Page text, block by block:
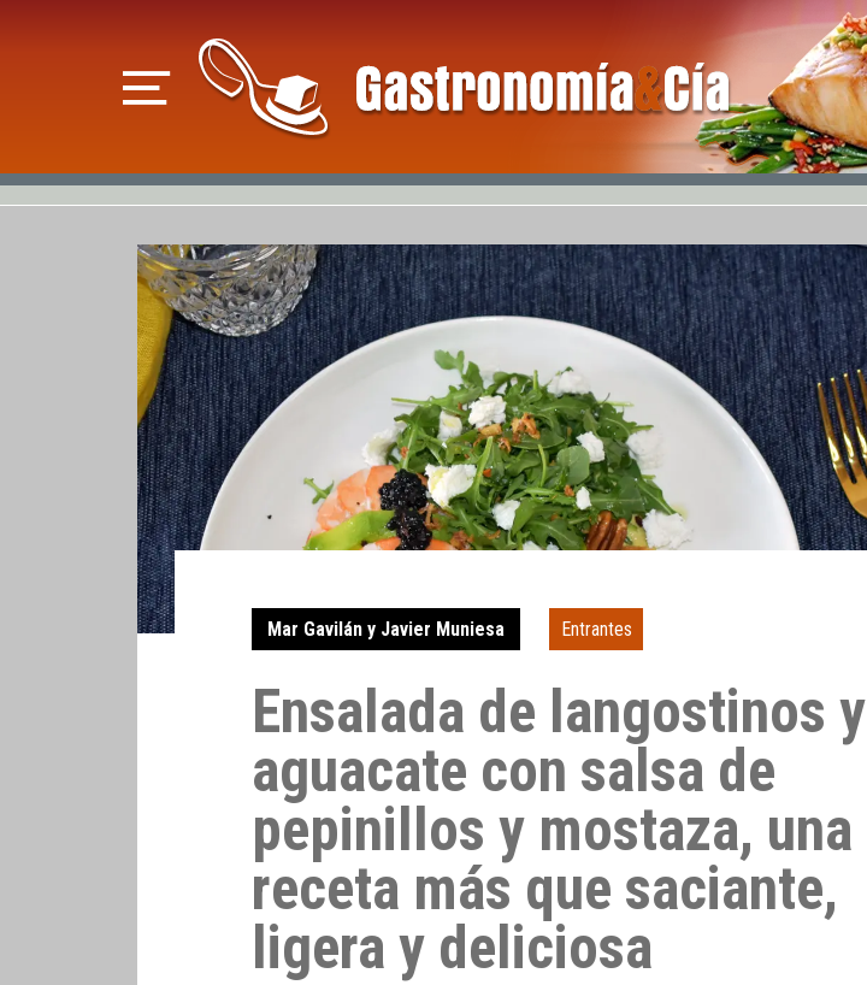
Mar Gavilán y Javier Muniesa Entrantes
Ensalada de langostinos y
aguacate con salsa de
pepinillos y mostaza, una
receta más que saciante,
ligera y deliciosa